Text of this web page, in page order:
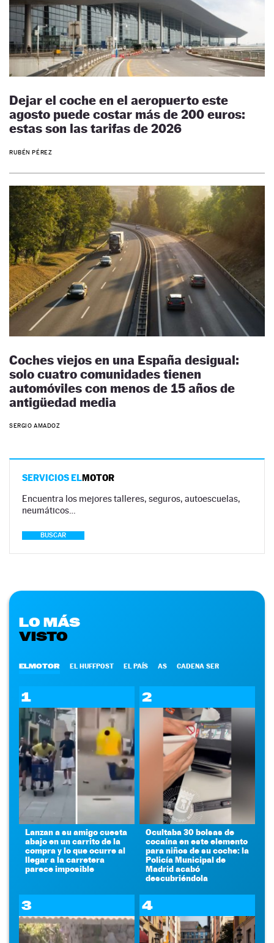
Dejar el coche en el aeropuerto este
agosto puede costar más de 200 euros:
estas son las tarifas de 2026
RUBÉN PÉREZ
Coches viejos en una España desigual:
solo cuatro comunidades tienen
automóviles con menos de 15 años de
antigüedad media
SERGIO AMADOZ
SERVICIOS ELMOTOR
Encuentra los mejores talleres, seguros, autoescuelas,
neumáticos…
BUSCAR
LO MÁS
VISTO
ELMOTOR EL HUFFPOST EL PAÍS AS CADENA SER
1
Lanzan a su amigo cuesta
abajo en un carrito de la
compra y lo que ocurre al
llegar a la carretera
parece imposible
2
Ocultaba 30 bolsas de
cocaína en este elemento
para niños de su coche: la
Policía Municipal de
Madrid acabó
descubriéndola
3 4